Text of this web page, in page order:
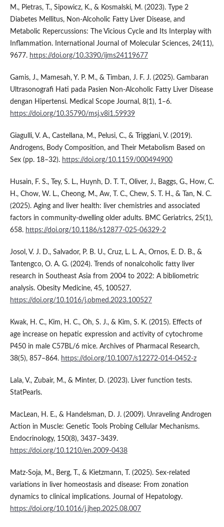
M., Pietras, T., Sipowicz, K., & Kosmalski, M. (2023). Type 2
Diabetes Mellitus, Non-Alcoholic Fatty Liver Disease, and
Metabolic Repercussions: The Vicious Cycle and Its Interplay with
Inflammation. International Journal of Molecular Sciences, 24(11),
9677. https://doi.org/10.3390/ijms24119677
Gamis, J., Mamesah, Y. P. M., & Timban, J. F. J. (2025). Gambaran
Ultrasonografi Hati pada Pasien Non-Alcoholic Fatty Liver Disease
dengan Hipertensi. Medical Scope Journal, 8(1), 1–6.
https://doi.org/10.35790/msj.v8i1.59939
Giagulli, V. A., Castellana, M., Pelusi, C., & Triggiani, V. (2019).
Androgens, Body Composition, and Their Metabolism Based on
Sex (pp. 18–32). https://doi.org/10.1159/000494900
Husain, F. S., Tey, S. L., Huynh, D. T. T., Oliver, J., Baggs, G., How, C.
H., Chow, W. L., Cheong, M., Aw, T. C., Chew, S. T. H., & Tan, N. C.
(2025). Aging and liver health: liver chemistries and associated
factors in community-dwelling older adults. BMC Geriatrics, 25(1),
658. https://doi.org/10.1186/s12877-025-06329-2
Josol, V. J. D., Salvador, P. B. U., Cruz, L. L. A., Ornos, E. D. B., &
Tantengco, O. A. G. (2024). Trends of nonalcoholic fatty liver
research in Southeast Asia from 2004 to 2022: A bibliometric
analysis. Obesity Medicine, 45, 100527.
https://doi.org/10.1016/j.obmed.2023.100527
Kwak, H. C., Kim, H. C., Oh, S. J., & Kim, S. K. (2015). Effects of
age increase on hepatic expression and activity of cytochrome
P450 in male C57BL/6 mice. Archives of Pharmacal Research,
38(5), 857–864. https://doi.org/10.1007/s12272-014-0452-z
Lala, V., Zubair, M., & Minter, D. (2023). Liver function tests.
StatPearls.
MacLean, H. E., & Handelsman, D. J. (2009). Unraveling Androgen
Action in Muscle: Genetic Tools Probing Cellular Mechanisms.
Endocrinology, 150(8), 3437–3439.
https://doi.org/10.1210/en.2009-0438
Matz-Soja, M., Berg, T., & Kietzmann, T. (2025). Sex-related
variations in liver homeostasis and disease: From zonation
dynamics to clinical implications. Journal of Hepatology.
https://doi.org/10.1016/j.jhep.2025.08.007